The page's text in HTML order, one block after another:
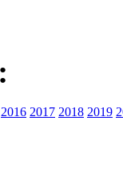
2016 2017 2018 2019